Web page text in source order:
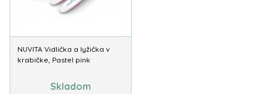
NUVITA Vidlička a lyžička v
krabičke, Pastel pink
Skladom